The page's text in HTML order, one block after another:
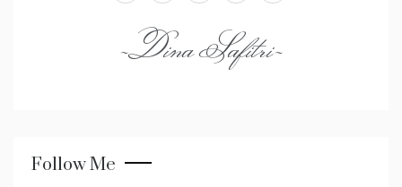
~Dina Safitri~
Follow Me